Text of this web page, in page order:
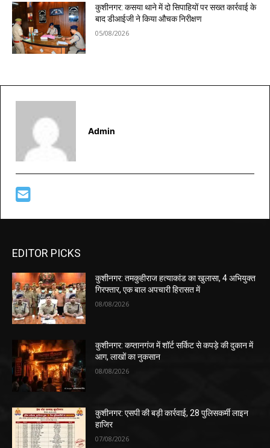
कुशीनगर: कसया थाने में दो सिपाहियों पर सख्त कार्रवाई के
बाद डीआईजी ने किया औचक निरीक्षण
05/08/2026
Admin
EDITOR PICKS
कुशीनगर: तमकुहीराज हत्याकांड का खुलासा, 4 अभियुक्त
गिरफ्तार, एक बाल अपचारी हिरासत में
08/08/2026
कुशीनगर: कप्तानगंज में शॉर्ट सर्किट से कपड़े की दुकान में
आग, लाखों का नुकसान
08/08/2026
कुशीनगर: एसपी की बड़ी कार्रवाई, 28 पुलिसकर्मी लाइन
हाजिर
07/08/2026